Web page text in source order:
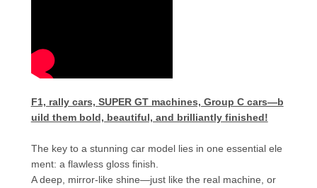
F1, rally cars, SUPER GT machines, Group C cars—b
uild them bold, beautiful, and brilliantly finished!
The key to a stunning car model lies in one essential ele
ment: a flawless gloss finish.
A deep, mirror-like shine—just like the real machine, or